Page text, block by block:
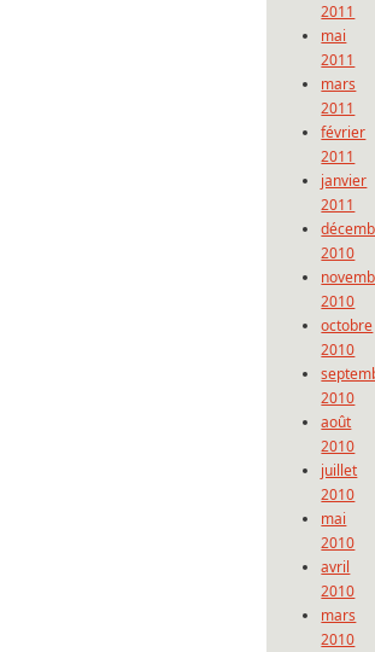
2011
mai
2011
mars
2011
février
2011
janvier
2011
2010
2010
octobre
2010
2010
août
2010
juillet
2010
mai
2010
avril
2010
mars
2010